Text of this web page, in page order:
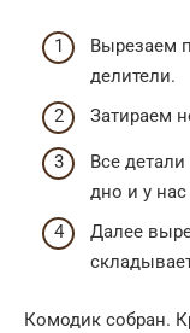
Вырезаем
делители.
Затираем
Все
дно и у
Далее
Комодик собран.